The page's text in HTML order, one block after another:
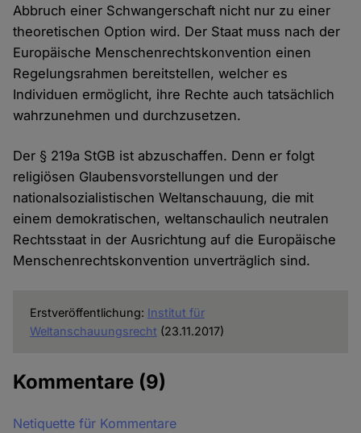
Abbruch einer Schwangerschaft nicht nur zu einer
theoretischen Option wird. Der Staat muss nach der
Europäische Menschenrechtskonvention einen
Regelungsrahmen bereitstellen, welcher es
Individuen ermöglicht, ihre Rechte auch tatsächlich
wahrzunehmen und durchzusetzen.
Der § 219a StGB ist abzuschaffen. Denn er folgt
religiösen Glaubensvorstellungen und der
nationalsozialistischen Weltanschauung, die mit
einem demokratischen, weltanschaulich neutralen
Rechtsstaat in der Ausrichtung auf die Europäische
Menschenrechtskonvention unverträglich sind.
Erstveröffentlichung: Institut für
Weltanschauungsrecht (23.11.2017)
Kommentare (9)
Netiquette für Kommentare